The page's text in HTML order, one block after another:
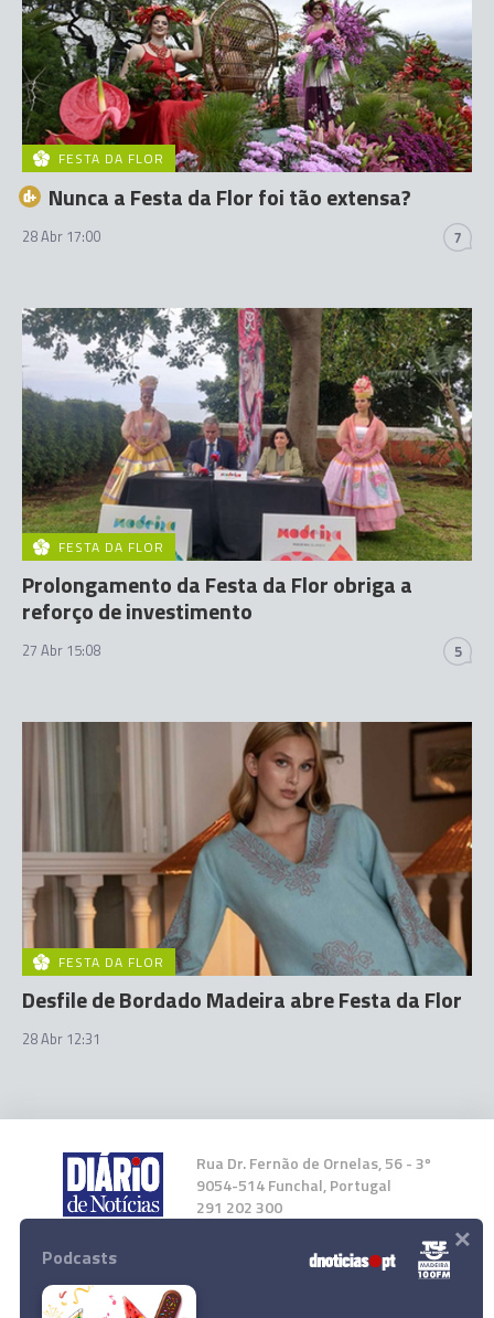
FESTA DA FLOR
Nunca a Festa da Flor foi tão extensa?
28 Abr 17:00 7
FESTA DA FLOR
Prolongamento da Festa da Flor obriga a
reforço de investimento
27 Abr 15:08 5
FESTA DA FLOR
Desfile de Bordado Madeira abre Festa da Flor
28 Abr 12:31
Rua Dr. Fernão de Ornelas, 56 - 3º
9054-514 Funchal, Portugal
291 202 300
Instale a nossa App
Podcasts ×